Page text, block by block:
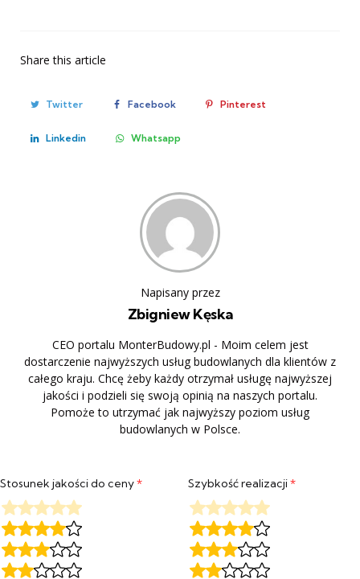
Share this article
Twitter Facebook Pinterest
Linkedin Whatsapp
Napisany przez
Zbigniew Kęska
CEO portalu MonterBudowy.pl - Moim celem jest
dostarczenie najwyższych usług budowlanych dla klientów z
całego kraju. Chcę żeby każdy otrzymał usługę najwyższej
jakości i podzieli się swoją opinią na naszych portalu.
Pomoże to utrzymać jak najwyższy poziom usług
budowlanych w Polsce.
Stosunek jakości do ceny* Szybkość realizacji*